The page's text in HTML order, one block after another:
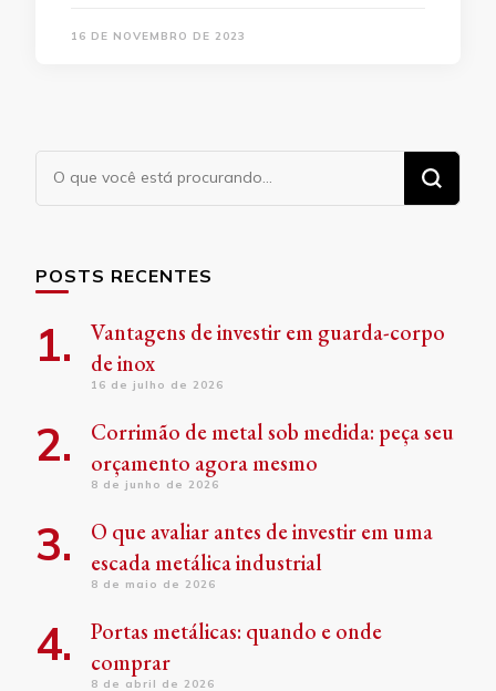
16 DE NOVEMBRO DE 2023
Procurando
algo?
POSTS RECENTES
Vantagens de investir em guarda-corpo
de inox
16 de julho de 2026
Corrimão de metal sob medida: peça seu
orçamento agora mesmo
8 de junho de 2026
O que avaliar antes de investir em uma
escada metálica industrial
8 de maio de 2026
Portas metálicas: quando e onde
comprar
8 de abril de 2026